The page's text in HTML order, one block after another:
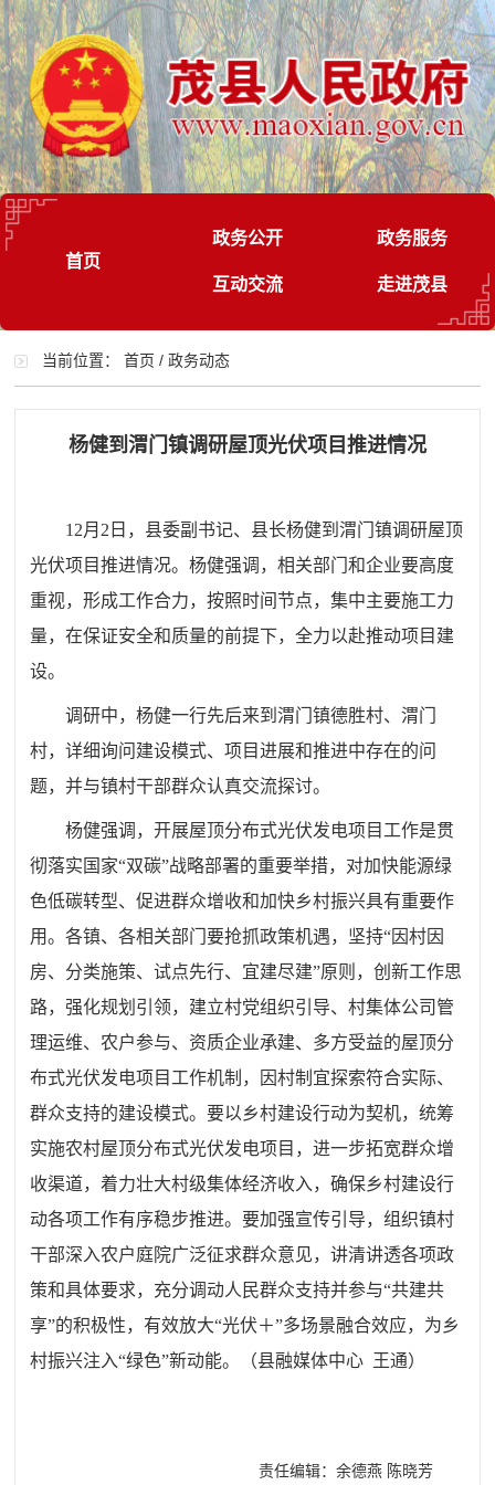
首页
政务公开 政务服务
互动交流 走进茂县
当前位置：首页 /政务动态
杨健到渭门镇调研屋顶光伏项目推进情况
12月2日，县委副书记、县长杨健到渭门镇调研屋顶
光伏项目推进情况。杨健强调，相关部门和企业要高度
重视，形成工作合力，按照时间节点，集中主要施工力
量，在保证安全和质量的前提下，全力以赴推动项目建
设。
调研中，杨健一行先后来到渭门镇德胜村、渭门
村，详细询问建设模式、项目进展和推进中存在的问
题，并与镇村干部群众认真交流探讨。
杨健强调，开展屋顶分布式光伏发电项目工作是贯
彻落实国家“双碳”战略部署的重要举措，对加快能源绿
色低碳转型、促进群众增收和加快乡村振兴具有重要作
用。各镇、各相关部门要抢抓政策机遇，坚持“因村因
房、分类施策、试点先行、宜建尽建”原则，创新工作思
路，强化规划引领，建立村党组织引导、村集体公司管
理运维、农户参与、资质企业承建、多方受益的屋顶分
布式光伏发电项目工作机制，因村制宜探索符合实际、
群众支持的建设模式。要以乡村建设行动为契机，统筹
实施农村屋顶分布式光伏发电项目，进一步拓宽群众增
收渠道，着力壮大村级集体经济收入，确保乡村建设行
动各项工作有序稳步推进。要加强宣传引导，组织镇村
干部深入农户庭院广泛征求群众意见，讲清讲透各项政
策和具体要求，充分调动人民群众支持并参与“共建共
享”的积极性，有效放大“光伏＋”多场景融合效应，为乡
村振兴注入“绿色”新动能。（县融媒体中心 王通）
责任编辑：余德燕 陈晓芳